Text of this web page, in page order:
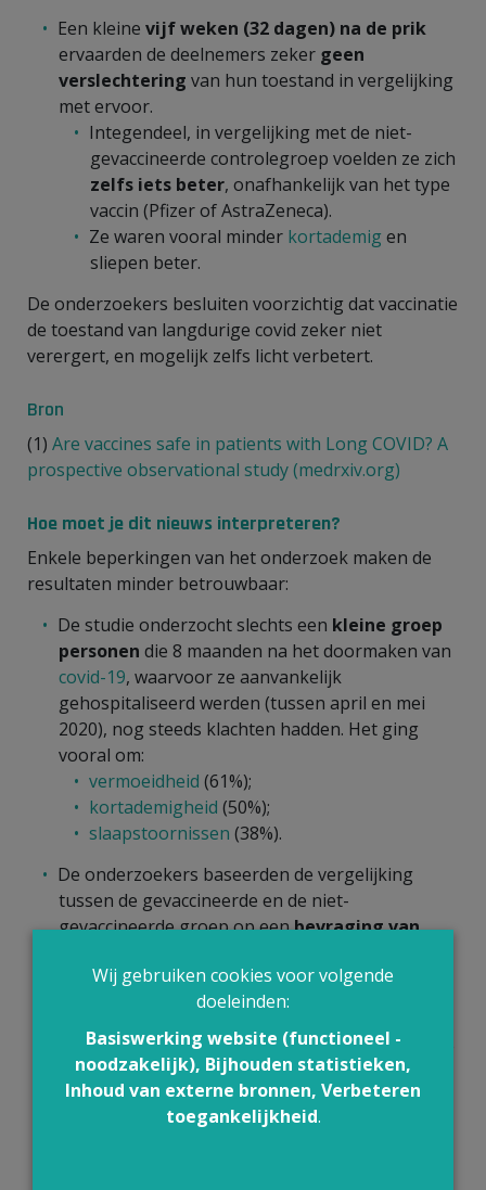
Een kleine vijf weken (32 dagen) na de prik
ervaarden de deelnemers zeker geen
verslechtering van hun toestand in vergelijking
met ervoor.
Integendeel, in vergelijking met de niet-
gevaccineerde controlegroep voelden ze zich
zelfs iets beter, onafhankelijk van het type
vaccin (Pfizer of AstraZeneca).
Ze waren vooral minder kortademig en
sliepen beter.
De onderzoekers besluiten voorzichtig dat vaccinatie
de toestand van langdurige covid zeker niet
verergert, en mogelijk zelfs licht verbetert.
Bron
(1) Are vaccines safe in patients with Long COVID? A
prospective observational study (medrxiv.org)
Hoe moet je dit nieuws interpreteren?
Enkele beperkingen van het onderzoek maken de
resultaten minder betrouwbaar:
De studie onderzocht slechts een kleine groep
personen die 8 maanden na het doormaken van
covid-19, waarvoor ze aanvankelijk
gehospitaliseerd werden (tussen april en mei
2020), nog steeds klachten hadden. Het ging
vooral om:
vermoeidheid (61%);
kortademigheid (50%);
slaapstoornissen (38%).
De onderzoekers baseerden de vergelijking
tussen de gevaccineerde en de niet-
gevaccineerde groep op eenbevraging van
component.
niet echt vergelijkbaarmet de personen uit de
niet-gevaccineerde groep:
Ze waren gemiddeld 9 jaar ouder.
Ze hadden veel vaker bijkomende
Wij gebruiken cookies voor volgende
doeleinden:
Basiswerking website (functioneel -
noodzakelijk), Bijhouden statistieken,
Inhoud van externe bronnen, Verbeteren
toegankelijkheid.